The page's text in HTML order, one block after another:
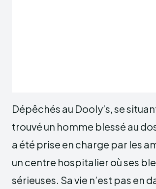
Dépêchés au Dooly’s, se
trouvé un homme blessé au
a été prise en charge par les
un centre hospitalier où ses
sérieuses. Sa vie n’est pas en